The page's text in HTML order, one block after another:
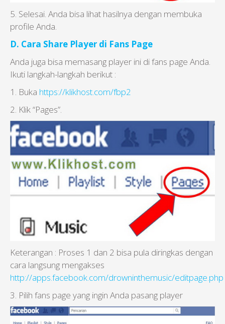
5. Selesai. Anda bisa lihat hasilnya dengan membuka
profile Anda.
D. Cara Share Player di Fans Page
Anda juga bisa memasang player ini di fans page Anda.
Ikuti langkah-langkah berikut :
1. Buka https://klikhost.com/fbp2
2. Klik “Pages”.
Keterangan : Proses 1 dan 2 bisa pula diringkas dengan
cara langsung mengakses
http://apps.facebook.com/drowninthemusic/editpage.php
3. Pilih fans page yang ingin Anda pasang player